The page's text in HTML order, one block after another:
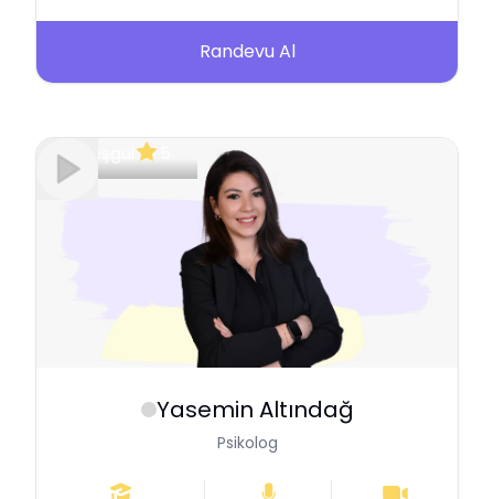
Randevu Al
Yasemin Altındağ
Psikolog